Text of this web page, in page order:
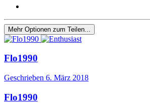
Mehr Optionen zum Teilen...
Flo1990
Geschrieben 6. März 2018
Flo1990